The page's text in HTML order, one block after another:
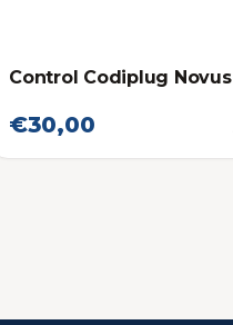
Control Codiplug Novus
€30,00